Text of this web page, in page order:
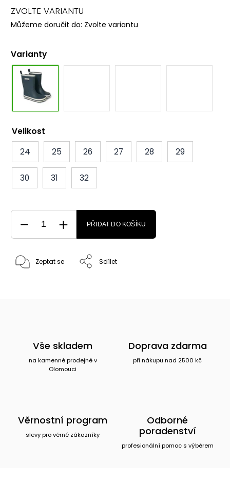
Varianty
ZVOLTE VARIANTU
Můžeme doručit do: Zvolte variantu
Velikost
24
25 26 27 28 29
30 31 32
PŘIDAT DO KOŠÍKU
Zeptat se Sdílet
Vše skladem
na kamenné prodejně v
Olomouci
Doprava zdarma
při nákupu nad 2500 kč
Věrnostní program
slevy pro věrné zákazníky
Odborné
poradenství
profesionální pomoc s výběrem